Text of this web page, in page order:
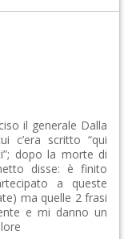
il generale Dalla
c’era scritto “qui
dopo la morte di
disse: è finito
a queste
ma quelle 2 frasi
e mi danno un